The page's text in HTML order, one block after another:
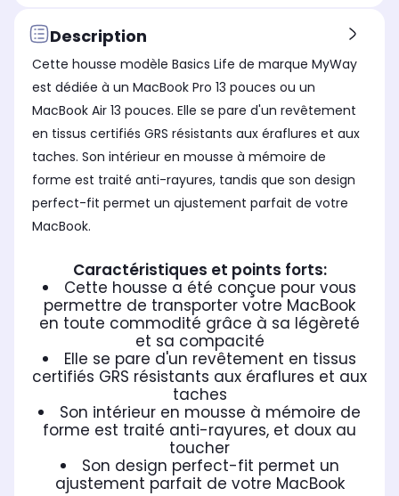
Description
Cette housse modèle Basics Life de marque MyWay
est dédiée à un MacBook Pro 13 pouces ou un
MacBook Air 13 pouces. Elle se pare d'un revêtement
en tissus certifiés GRS résistants aux éraflures et aux
taches. Son intérieur en mousse à mémoire de
forme est traité anti-rayures, tandis que son design
perfect-fit permet un ajustement parfait de votre
MacBook.
Caractéristiques et points forts:
Cette housse a été conçue pour vous
permettre de transporter votre MacBook
en toute commodité grâce à sa légèreté
et sa compacité
Elle se pare d'un revêtement en tissus
certifiés GRS résistants aux éraflures et aux
taches
Son intérieur en mousse à mémoire de
forme est traité anti-rayures, et doux au
toucher
Son design perfect-fit permet un
ajustement parfait de votre MacBook